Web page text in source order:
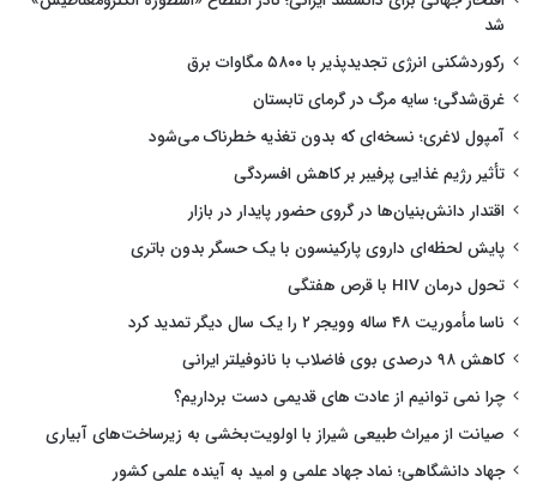
شد
رکوردشکنی انرژی تجدیدپذیر با ۵۸۰۰ مگاوات برق
غرق‌شدگی؛ سایه مرگ در گرمای تابستان
آمپول لاغری؛ نسخه‌ای که بدون تغذیه خطرناک می‌شود
تأثیر رژیم غذایی پرفیبر بر کاهش افسردگی
اقتدار دانش‌بنیان‌ها در گروی حضور پایدار در بازار
پایش لحظه‌ای داروی پارکینسون با یک حسگر بدون باتری
تحول درمان HIV با قرص هفتگی
ناسا مأموریت ۴۸ ساله وویجر ۲ را یک سال دیگر تمدید کرد
کاهش ۹۸ درصدی بوی فاضلاب با نانوفیلتر ایرانی
چرا نمی توانیم از عادت های قدیمی دست برداریم؟
صیانت از میراث طبیعی شیراز با اولویت‌بخشی به زیرساخت‌های آبیاری
جهاد دانشگاهی؛ نماد جهاد علمی و امید به آینده علمی کشور